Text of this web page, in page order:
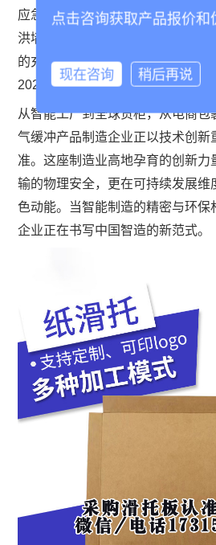
应急救灾领域迎来技术革新。某
洪墙，采用模块化设计，3分钟内
的充气部署。这种可重复使用500
2023年京津冀抗洪中成功守护多个
从智能工厂到全球货柜，从电商
气缓冲产品制造企业正以技术创新
准。这座制造业高地孕育的创新力
输的物理安全，更在可持续发展维
色动能。当智能制造的精密与环保
企业正在书写中国智造的新范式。
点击咨询获取产品报价和
现在咨询 稍后再说